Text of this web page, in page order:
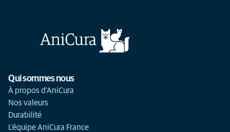
Qui sommes nous
À propos d'AniCura
Nos valeurs
Durabilité
L'équipe AniCura France